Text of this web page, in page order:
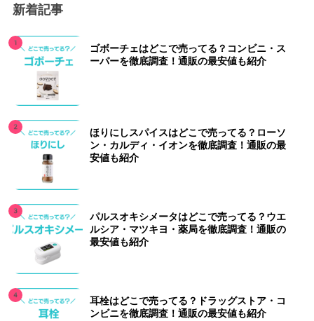
新着記事
ゴボーチェはどこで売ってる？コンビニ・ス
ーパーを徹底調査！通販の最安値も紹介
ほりにしスパイスはどこで売ってる？ローソ
ン・カルディ・イオンを徹底調査！通販の最
安値も紹介
パルスオキシメータはどこで売ってる？ウエ
ルシア・マツキヨ・薬局を徹底調査！通販の
最安値も紹介
耳栓はどこで売ってる？ドラッグストア・コ
ンビニを徹底調査！通販の最安値も紹介